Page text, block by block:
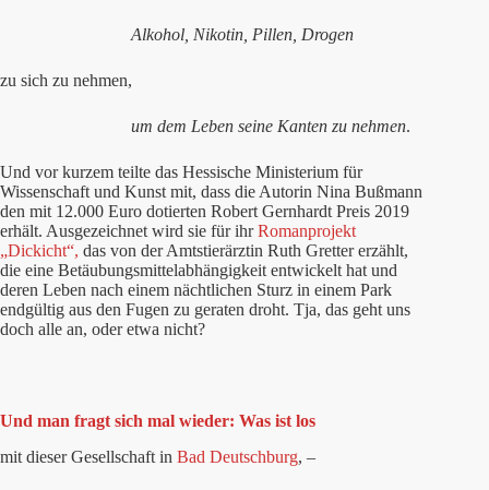
Alkohol, Nikotin, Pillen, Drogen
zu sich zu nehmen,
um dem Leben seine Kanten zu nehmen.
Und vor kurzem teilte das Hessische Ministerium für
Wissenschaft und Kunst mit, dass die Autorin Nina Bußmann
den mit 12.000 Euro dotierten Robert Gernhardt Preis 2019
erhält. Ausgezeichnet wird sie für ihrRomanprojekt
„Dickicht“, das von der Amtstierärztin Ruth Gretter erzählt,
die eine Betäubungsmittelabhängigkeit entwickelt hat und
deren Leben nach einem nächtlichen Sturz in einem Park
endgültig aus den Fugen zu geraten droht. Tja, das geht uns
doch alle an, oder etwa nicht?
Und man fragt sich mal wieder: Was ist los
mit dieser Gesellschaft in Bad Deutschburg, –